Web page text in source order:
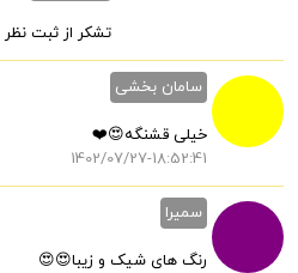
تشکر از ثبت نظر
سامان بخشی
خیلی قشنگه😍❤️
1402/07/27-18:52:41
سمیرا
رنگ های شیک و زیبا😍😍